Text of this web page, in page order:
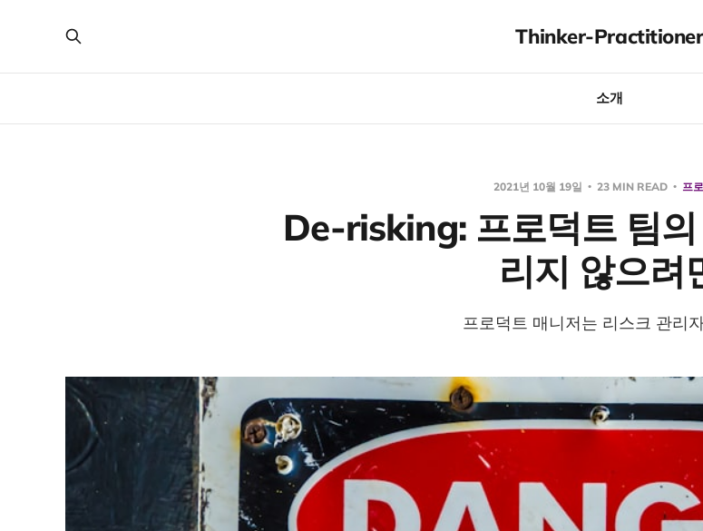
Thinker-Practitioner
소개
2021년 10월 19일 23 MIN READ 프
De-risking: 프로덕트 팀
리지 않으려
프로덕트 매니저는 리스크 관리